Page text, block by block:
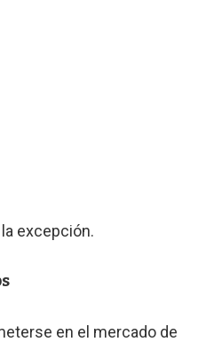
excepción.
en el mercado de